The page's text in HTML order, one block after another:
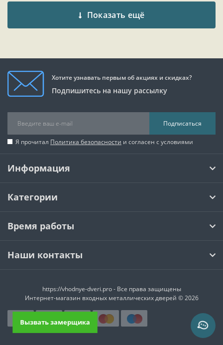
Показать ещё
Хотите узнавать первым об акциях и скидках?
Подпишитесь на нашу рассылку
Подписаться
Я прочитал Политика безопасности и согласен с условиями
Информация
Категории
Время работы
Наши контакты
https://vhodnye-dveri.pro - Все права защищены
Интернет-магазин входных металлических дверей © 2026
Вызвать замерщика